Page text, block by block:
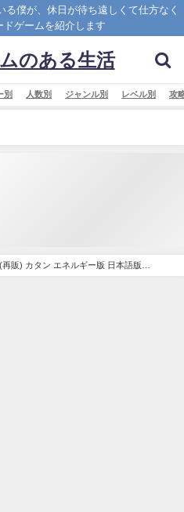
僕が、休日が待ち遠しくて仕方なく
ドゲームを紹介します
のある生活
別 人数別 ジャンル別 レベル別 攻
(再販) カタン エネルギー版 日本語版
入可能なショップ紹介！